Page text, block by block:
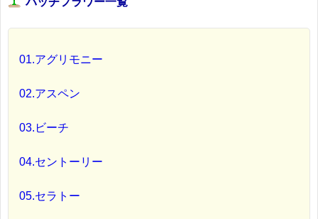
01.アグリモニー
02.アスペン
03.ビーチ
04.セントーリー
05.セラトー